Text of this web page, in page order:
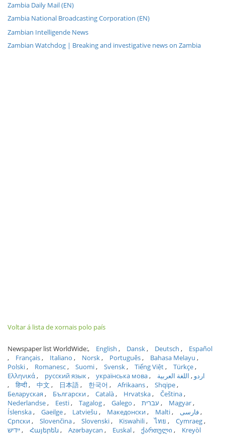
Zambia Daily Mail (EN)
Zambia National Broadcasting Corporation (EN)
Zambian Intelligende News
Zambian Watchdog | Breaking and investigative news on Zambia
Voltar á lista de xornais polo país
Newspaper list WorldWide: English Dansk Deutsch
Español
Français
Italiano Norsk Português
Bahasa Melayu
Polski
Romanesc Suomi Svensk Tiếng Việt
Türkçe
Ελληνικά
русский язык українська мова اردو
اللغة العربية
हिन्दी
中文 日本語 한국어 Afrikaans
Shqipe
Беларуская
Български Català Hrvatska
Čeština
Nederlandse
Eesti Tagalog Galego עברית
Magyar
Íslenska
Gaeilge Latviešu Македонски Malti
فارسی
Српски
Slovenčina Slovenski Kiswahili ไทย
Cymraeg
ייִדיש
Հայերեն Azərbaycan Euskal ქართული
Kreyòl